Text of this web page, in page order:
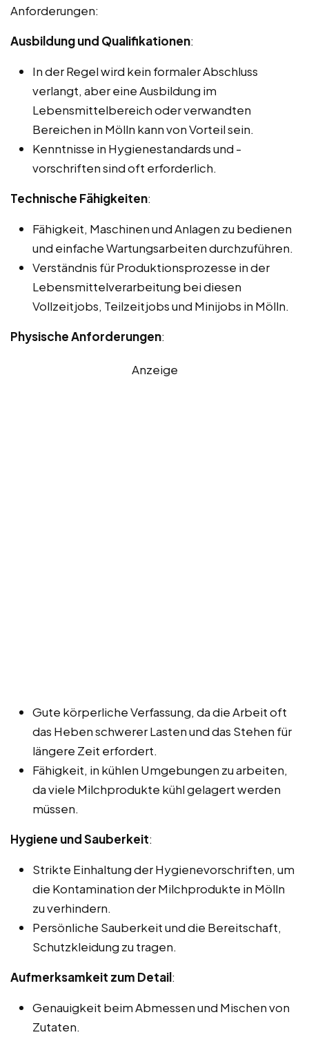
Anforderungen:
Ausbildung und Qualifikationen:
In der Regel wird kein formaler Abschluss
verlangt, aber eine Ausbildung im
Lebensmittelbereich oder verwandten
Bereichen in Mölln kann von Vorteil sein.
Kenntnisse in Hygienestandards und -
vorschriften sind oft erforderlich.
Technische Fähigkeiten:
Fähigkeit, Maschinen und Anlagen zu bedienen
und einfache Wartungsarbeiten durchzuführen.
Verständnis für Produktionsprozesse in der
Lebensmittelverarbeitung bei diesen
Vollzeitjobs, Teilzeitjobs und Minijobs in Mölln.
Physische Anforderungen:
Anzeige
Gute körperliche Verfassung, da die Arbeit oft
das Heben schwerer Lasten und das Stehen für
längere Zeit erfordert.
Fähigkeit, in kühlen Umgebungen zu arbeiten,
da viele Milchprodukte kühl gelagert werden
müssen.
Hygiene und Sauberkeit:
Strikte Einhaltung der Hygienevorschriften, um
die Kontamination der Milchprodukte in Mölln
zu verhindern.
Persönliche Sauberkeit und die Bereitschaft,
Schutzkleidung zu tragen.
Aufmerksamkeit zum Detail:
Genauigkeit beim Abmessen und Mischen von
Zutaten.